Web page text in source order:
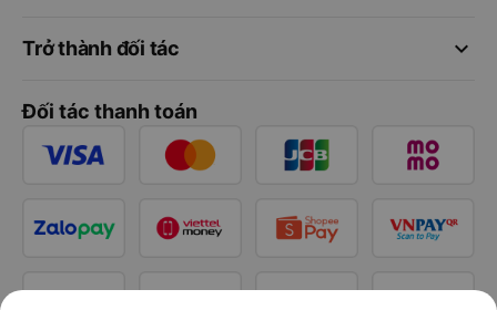
keyboard_arrow_down
Trở thành đối tác
Đối tác thanh toán